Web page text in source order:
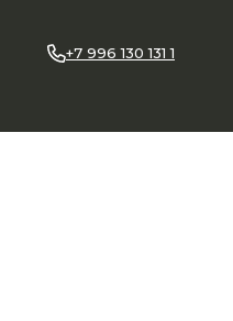
+7 996 130 131 1